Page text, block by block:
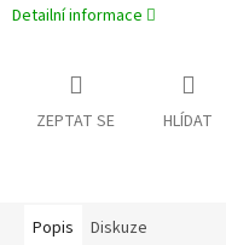
Detailní informace
ZEPTAT SE HLÍDAT
Popis Diskuze